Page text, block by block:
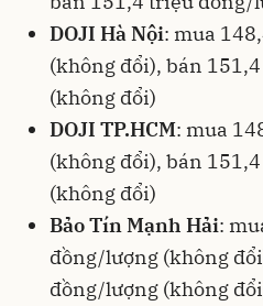
DOJI Hà Nội: mua
(không đổi), bán
(không đổi)
DOJI TP.HCM: mua
(không đổi), bán
(không đổi)
Bảo Tín Mạnh Hải:
đồng/lượng (không
đồng/lượng (không